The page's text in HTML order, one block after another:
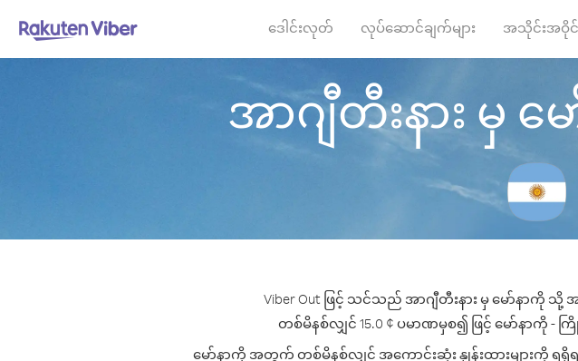
ဒေါင်းလုတ် လုပ်ဆောင်ချက်များ အသိုင်းအဝိုင်း
အာဂျီတီးနား မှ
Viber Out ဖြင့် သင်သည် အာဂျီတီးနား မှ မော်နာကို
တစ်မိနစ်လျှင် 15.0 ¢ ပမာဏမှစ၍ ဖြင့် မော်နာကို
မော်နာကို အတွက် တစ်မိနစ်လျှင် အကောင်းဆုံး နှုန်းထားများကို